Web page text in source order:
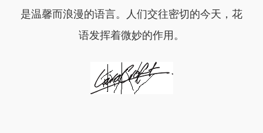
是温馨而浪漫的语言。人们交往密切的今天，花
语发挥着微妙的作用。